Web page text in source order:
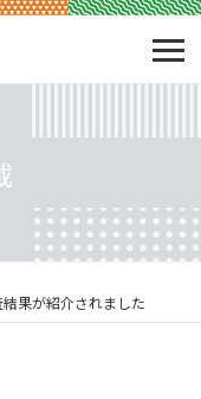
果が紹介されました